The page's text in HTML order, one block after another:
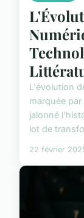
L'évolution
marquée
jalonné
lot de
22 février